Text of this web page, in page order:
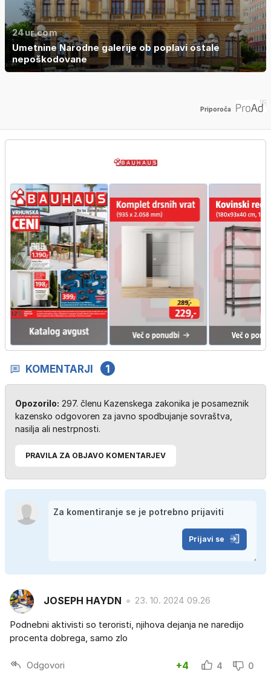
24ur.com
Umetnine Narodne galerije ob poplavi ostale
nepoškodovane
Priporoča
KOMENTARJI 1
Opozorilo: 297. členu Kazenskega zakonika je posameznik
kazensko odgovoren za javno spodbujanje sovraštva,
nasilja ali nestrpnosti.
PRAVILA ZA OBJAVO KOMENTARJEV
Prijavi se
JOSEPH HAYDN 23. 10. 2024 09.26
Podnebni aktivisti so teroristi, njihova dejanja ne naredijo
procenta dobrega, samo zlo
Odgovori +4 4 0